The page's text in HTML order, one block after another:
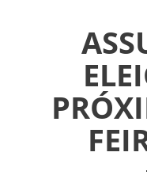
ASSEMBLÉIAS
NOTÍCIAS